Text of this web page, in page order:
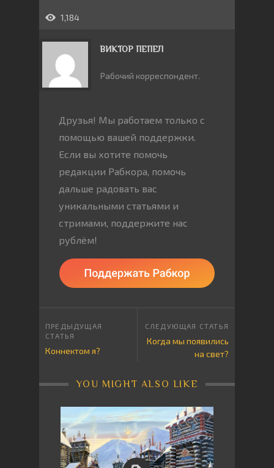
1,184
ВИКТОР ПЕПЕЛ
Рабочий корреспондент.
Друзья! Мы работаем только с
помощью вашей поддержки.
Если вы хотите помочь
редакции Рабкора, помочь
дальше радовать вас
уникальными статьями и
стримами, поддержите нас
рублём!
Коннектом я?
Когда мы появились
на свет?
YOU MIGHT ALSO LIKE